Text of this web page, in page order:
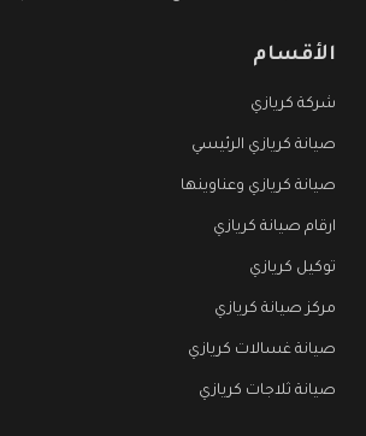
الأقسام
شركة كريازي
صيانة كريازي الرئيسي
صيانة كريازي وعناوينها
ارقام صيانة كريازي
توكيل كريازي
مركز صيانة كريازي
صيانة غسالات كريازي
صيانة ثلاجات كريازي